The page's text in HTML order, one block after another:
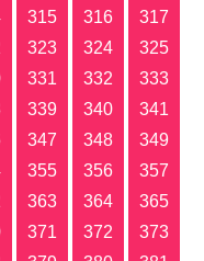
315 316
317
323 324
325
331 332
333
339 340
341
347 348
349
355 356
357
363 364
365
371 372
373